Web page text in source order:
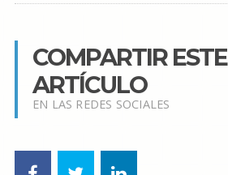
COMPARTIR ESTE
ARTÍCULO
EN LAS REDES SOCIALES